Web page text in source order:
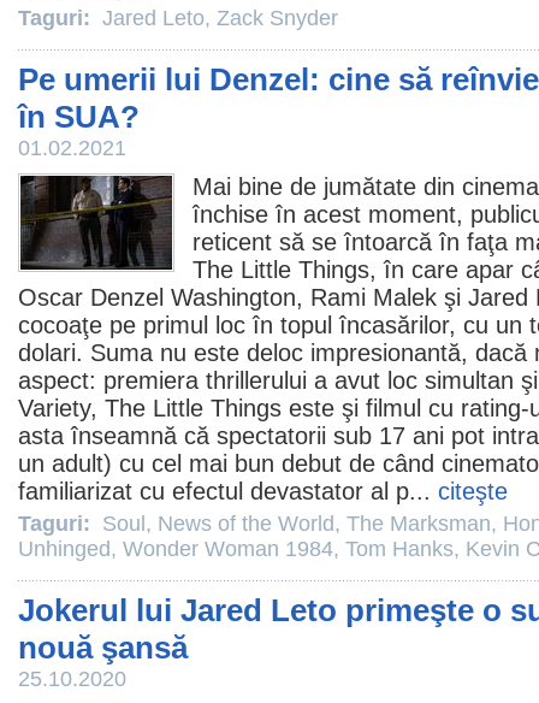
Taguri: Jared Leto, Zack Snyder
Pe umerii lui Denzel: cine să
în SUA?
01.02.2021
Mai bine de jumătate din
închise în acest moment,
reticent să se întoarcă în faţa
The Little Things, în care apar
Oscar Denzel Washington, Rami Malek şi Jared
cocoaţe pe primul loc în topul încasărilor, cu un
dolari. Suma nu este deloc impresionantă, dacă
aspect: premiera thrillerului a avut loc simultan
Variety, The Little Things este şi filmul cu rating-
asta înseamnă că spectatorii sub 17 ani pot
un adult) cu cel mai bun debut de când
familiarizat cu efectul devastator al p... citeşte
Taguri: Soul , News of the World, The Marksman,
Unhinged, Wonder Woman 1984, Tom Hanks, Kevin
Jokerul lui Jared Leto primeşte o
nouă şansă
25.10.2020